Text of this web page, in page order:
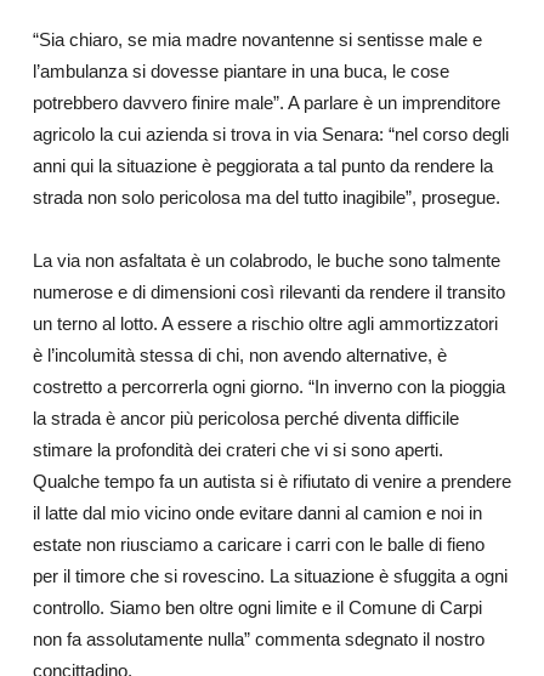
“Sia chiaro, se mia madre novantenne si sentisse male e
l’ambulanza si dovesse piantare in una buca, le cose
potrebbero davvero finire male”. A parlare è un imprenditore
agricolo la cui azienda si trova in via Senara: “nel corso degli
anni qui la situazione è peggiorata a tal punto da rendere la
strada non solo pericolosa ma del tutto inagibile”, prosegue.
La via non asfaltata è un colabrodo, le buche sono talmente
numerose e di dimensioni così rilevanti da rendere il transito
un terno al lotto. A essere a rischio oltre agli ammortizzatori
è l’incolumità stessa di chi, non avendo alternative, è
costretto a percorrerla ogni giorno. “In inverno con la pioggia
la strada è ancor più pericolosa perché diventa difficile
stimare la profondità dei crateri che vi si sono aperti.
Qualche tempo fa un autista si è rifiutato di venire a prendere
il latte dal mio vicino onde evitare danni al camion e noi in
estate non riusciamo a caricare i carri con le balle di fieno
per il timore che si rovescino. La situazione è sfuggita a ogni
controllo. Siamo ben oltre ogni limite e il Comune di Carpi
non fa assolutamente nulla” commenta sdegnato il nostro
concittadino.